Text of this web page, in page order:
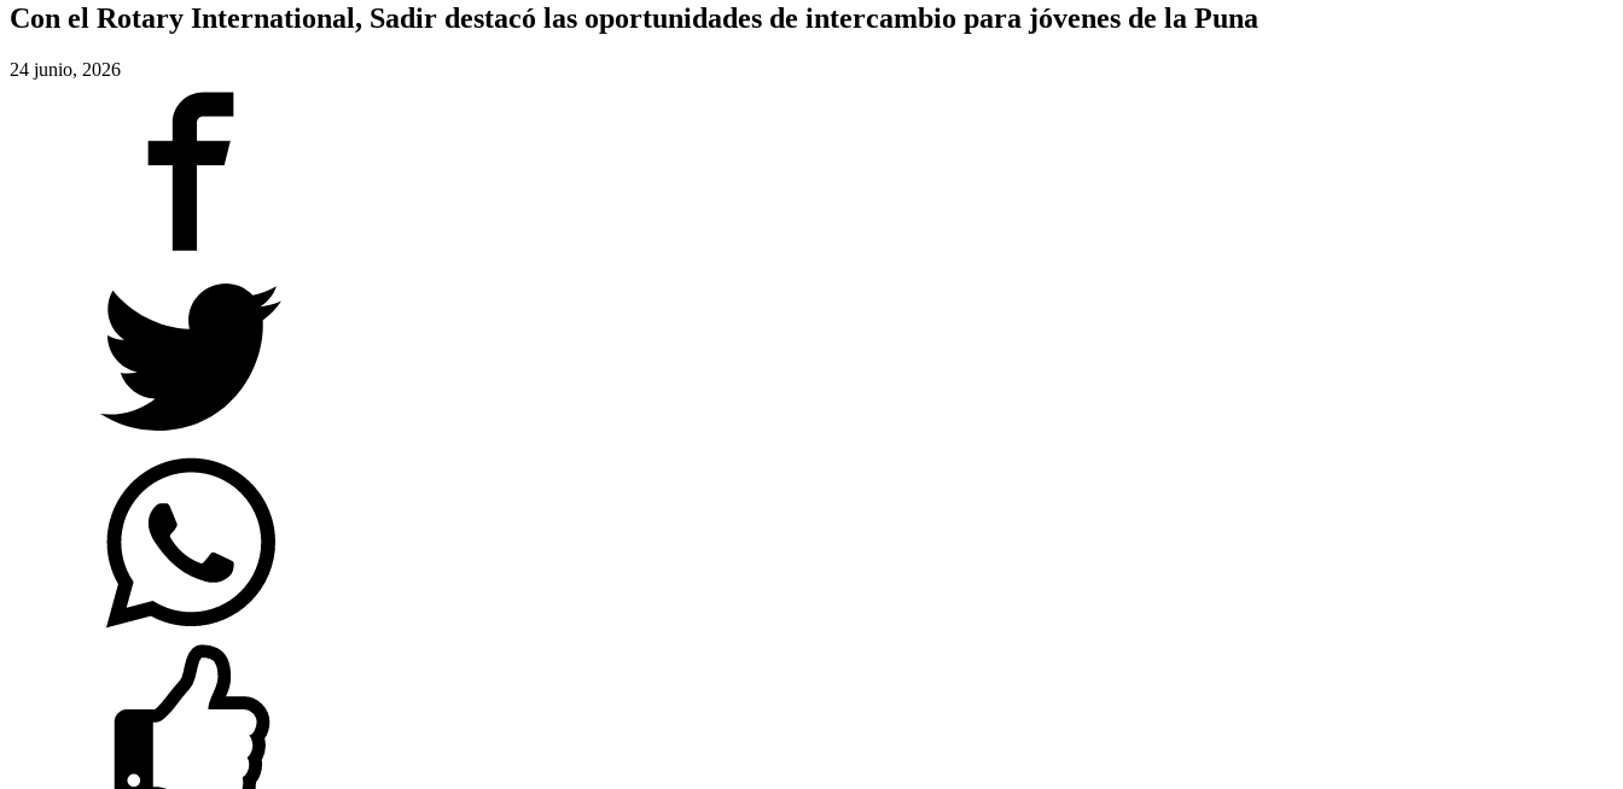
Con el Rotary International, Sadir destacó las oportunidades de intercambio para jóvenes de la Puna
24 junio, 2026